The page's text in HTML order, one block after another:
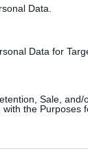
Data.
Data for
Sale, and/
the Purposes
πλατφόρμας
του
χρήση